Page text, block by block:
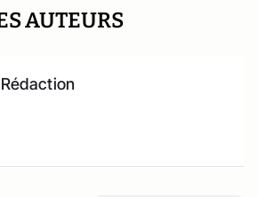
AUTEURS